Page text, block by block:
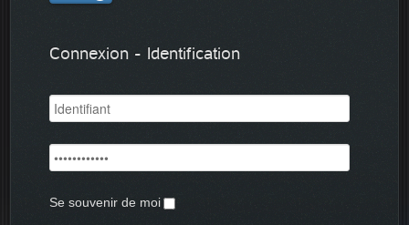
Connexion - Identification
Se souvenir de moi